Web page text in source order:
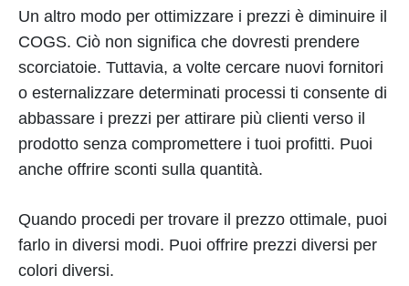
Un altro modo per ottimizzare i prezzi è diminuire il
COGS. Ciò non significa che dovresti prendere
scorciatoie. Tuttavia, a volte cercare nuovi fornitori
o esternalizzare determinati processi ti consente di
abbassare i prezzi per attirare più clienti verso il
prodotto senza compromettere i tuoi profitti. Puoi
anche offrire sconti sulla quantità.
Quando procedi per trovare il prezzo ottimale, puoi
farlo in diversi modi. Puoi offrire prezzi diversi per
colori diversi.